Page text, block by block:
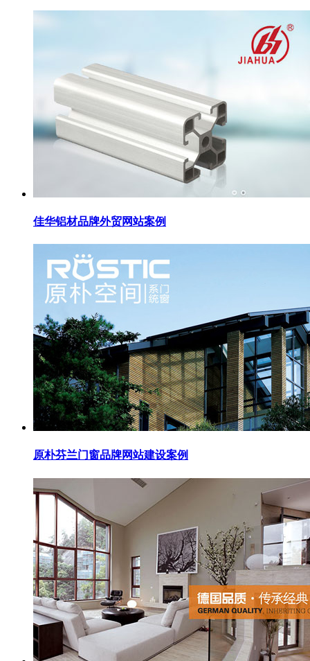
佳华铝材品牌外贸网站案例
原朴芬兰门窗品牌网站建设案例